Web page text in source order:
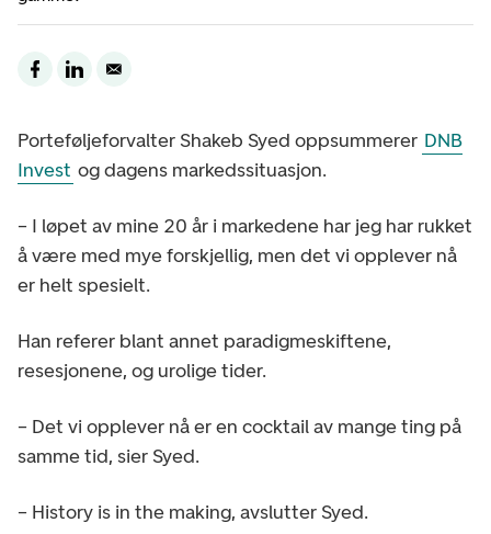
Porteføljeforvalter Shakeb Syed oppsummerer DNB
Invest og dagens markedssituasjon.
– I løpet av mine 20 år i markedene har jeg har rukket
å være med mye forskjellig, men det vi opplever nå
er helt spesielt.
Han referer blant annet paradigmeskiftene,
resesjonene, og urolige tider.
– Det vi opplever nå er en cocktail av mange ting på
samme tid, sier Syed.
– History is in the making, avslutter Syed.